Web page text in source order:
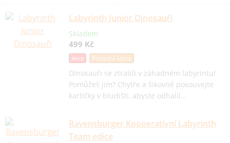
Labyrinth Junior Dinosauři
Skladem
499 Kč
Akce Poslední šance
Dinosauři se ztratili v záhadném labyrintu!
Pomůžeš jim? Chytře a šikovně posouvejte
kartičky v bludišti, abyste odhalil…
Ravensburger Kooperativní Labyrinth
Team edice